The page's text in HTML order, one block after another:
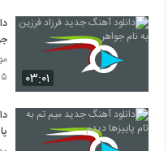
Khali
۲۵۹ بازدید
دانلود آهنگ
متن ترانه
۰۳:۰۱